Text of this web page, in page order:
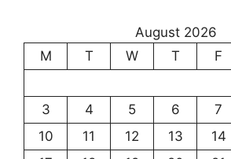
August 2026
M
T W T F
3
4 5 6 7
10
11 12 13 14